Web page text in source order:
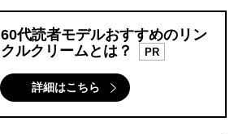
60代読者モデルおすすめのリン
クルクリームとは？
PR
詳細はこちら